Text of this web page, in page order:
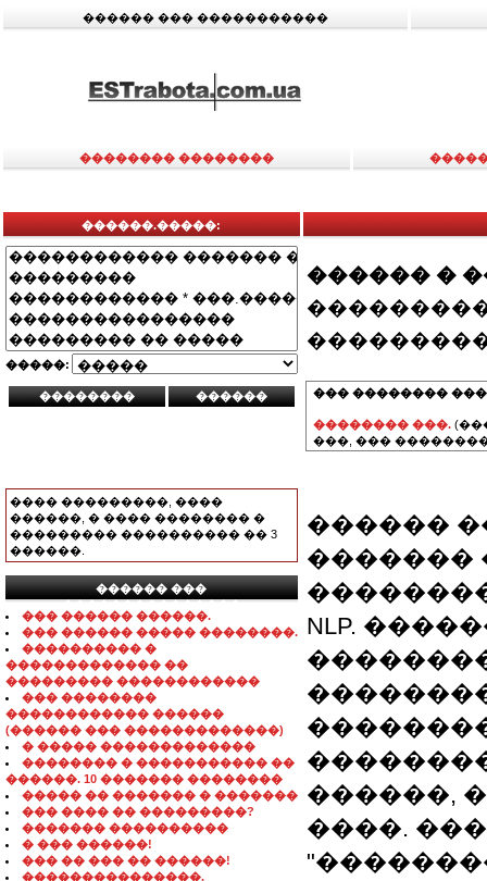
������ ��� �����������
�������� ��������
������.�����:
�����:
���� ���������, ����
������, � ���� �������� �
��������� ���������� �� 3
������.
������ ���
���������������
��� ������ ������.
��� ������ ����� ��������.
���������� �
������������� ��
��������� ������������
��� ��������
������������ ������
(������ ��� �������������)
� ����� �������������
�������� � ����������� ��
������. 10 ������� ��������
����� �� ������� � �������
��� ���� �� ���������?
������� ����������
� ��� ������!
��� �� ��� �� ������!
���������������.
������ �
��� ��������
�������� ���.
���, ���
������
�������
NLP.
������,
����.